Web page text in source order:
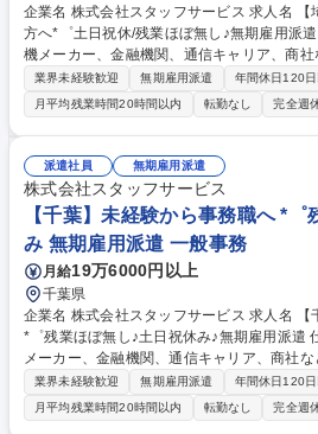
企業名 株式会社スタッフサービス 求人名 【埼玉】事務職で安定した働き
方へ*゜土日祝休/残業ほぼ無し♪無期雇用派遣 仕事の内容 就業先は大手電
機メーカー、金融機関、通信キャリア、商
中心♪スタッフサービスのミラエール社員と
でオフィスワークを担当していただきます。 ◇具体的な業務例◇ ・PCに
よるデータ入力集計 ・各種資料作成 ・伝票
ルの対応 ・受発注業務のサポートなど ◇担
務、総務事務、経理事務、貿易事務、金融事
入力、事務アシスタント、経理アシスタント
タント事務、人事・採用アシスタント など 募集職種 【埼玉】事務職で安
定した働き方へ*゜土日祝休/残業ほぼ無し♪
業界未経験歓迎 無期雇用派遣
年間休日120日
月平均残業時間20時間以内
転勤なし 完全週
派遣社員 無期雇用派遣
株式会社スタッフサービス
【千葉】未経験から事務職へ *
み 無期雇用派遣 一般事務
月給19万6000円以上
千葉県
企業名 株式会社スタッフサービス 求人名 【千葉】未経験から事務職へ★
*゜残業ほぼ無し♪土日祝休み♪無期雇用派遣 仕事の内容 就業先は大手電機
メーカー、金融機関、通信キャリア、商社
心♪スタッフサービスのミラエール社員とし
オフィスワークを担当していただきます。 ◇具体的な業務例◇ ・PCによ
るデータ入力集計 ・各種資料作成 ・伝票整
業界未経験歓迎 無期雇用派遣
年間休日120日
月平均残業時間20時間以内
転勤なし 完全週